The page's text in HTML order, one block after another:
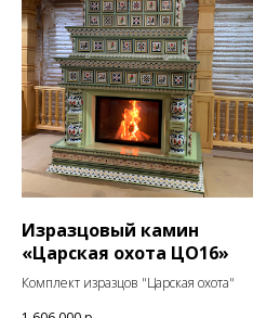
Изразцовый камин
«Царская охота ЦО16»
Комплект изразцов "Царская охота"